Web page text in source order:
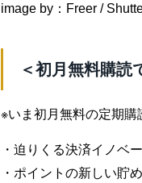
image by：Freer /
＜初月無料購読
※いま初月無料の定期購
・迫りくる決済イノベ
・ポイントの新しい貯